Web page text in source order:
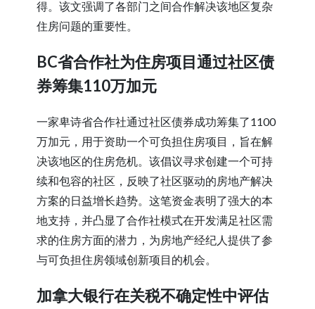
得。该文强调了各部门之间合作解决该地区复杂
住房问题的重要性。
BC省合作社为住房项目通过社区债
券筹集110万加元
一家卑诗省合作社通过社区债券成功筹集了1100
万加元，用于资助一个可负担住房项目，旨在解
决该地区的住房危机。该倡议寻求创建一个可持
续和包容的社区，反映了社区驱动的房地产解决
方案的日益增长趋势。这笔资金表明了强大的本
地支持，并凸显了合作社模式在开发满足社区需
求的住房方面的潜力，为房地产经纪人提供了参
与可负担住房领域创新项目的机会。
加拿大银行在关税不确定性中评估